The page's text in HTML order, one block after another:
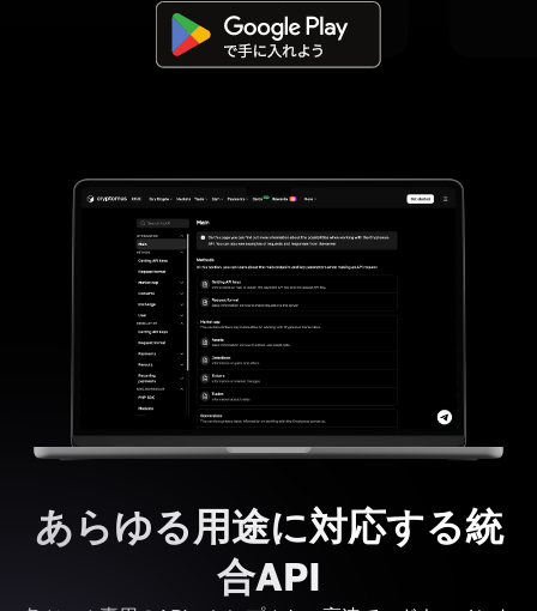
あらゆる用途に対応する統
合API